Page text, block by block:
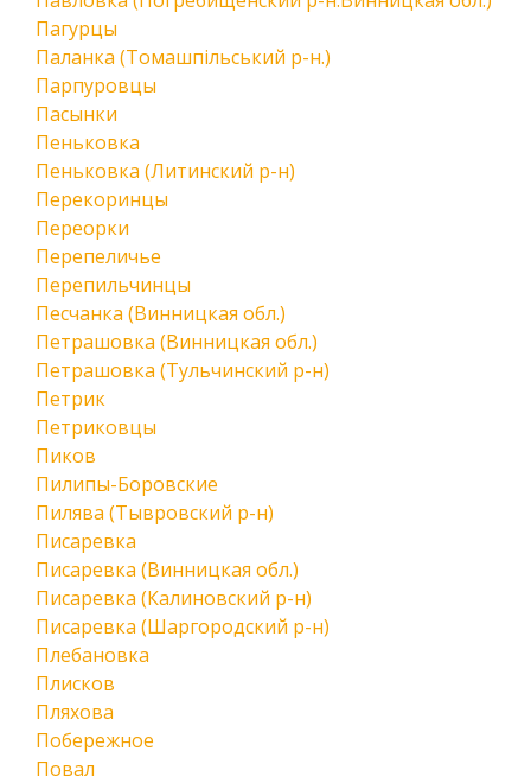
Пагурцы
Паланка (Томашпільський р-н.)
Парпуровцы
Пасынки
Пеньковка
Пеньковка (Литинский р-н)
Перекоринцы
Переорки
Перепеличье
Перепильчинцы
Песчанка (Винницкая обл.)
Петрашовка (Винницкая обл.)
Петрашовка (Тульчинский р-н)
Петрик
Петриковцы
Пиков
Пилипы-Боровские
Пилява (Тывровский р-н)
Писаревка
Писаревка (Винницкая обл.)
Писаревка (Калиновский р-н)
Писаревка (Шаргородский р-н)
Плебановка
Плисков
Пляхова
Побережное
Повал